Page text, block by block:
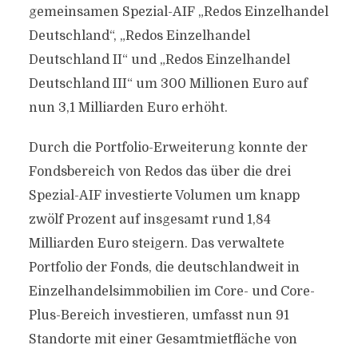
gemeinsamen Spezial-AIF „Redos Einzelhandel
Deutschland“, „Redos Einzelhandel
Deutschland II“ und „Redos Einzelhandel
Deutschland III“ um 300 Millionen Euro auf
nun 3,1 Milliarden Euro erhöht.
Durch die Portfolio-Erweiterung konnte der
Fondsbereich von Redos das über die drei
Spezial-AIF investierte Volumen um knapp
zwölf Prozent auf insgesamt rund 1,84
Milliarden Euro steigern. Das verwaltete
Portfolio der Fonds, die deutschlandweit in
Einzelhandelsimmobilien im Core- und Core-
Plus-Bereich investieren, umfasst nun 91
Standorte mit einer Gesamtmietfläche von